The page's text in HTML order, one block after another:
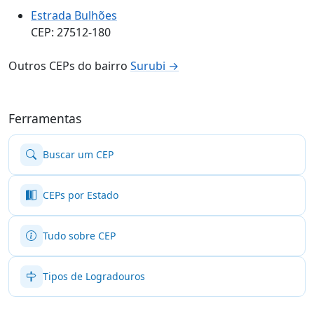
Estrada Bulhões
CEP: 27512-180
Outros CEPs do bairro Surubi →
Ferramentas
Buscar um CEP
CEPs por Estado
Tudo sobre CEP
Tipos de Logradouros